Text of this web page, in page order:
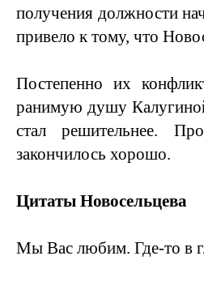
получения должности
привело к тому, что
Постепенно их
ранимую душу
стал решительнее.
закончилось хорошо.
Цитаты Новосельцева
Мы Вас любим. Где-то в